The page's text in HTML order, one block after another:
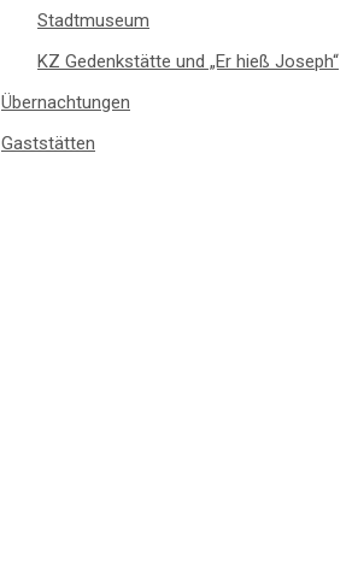
Stadtmuseum
KZ Gedenkstätte und „Er hieß Joseph“
Übernachtungen
Gaststätten